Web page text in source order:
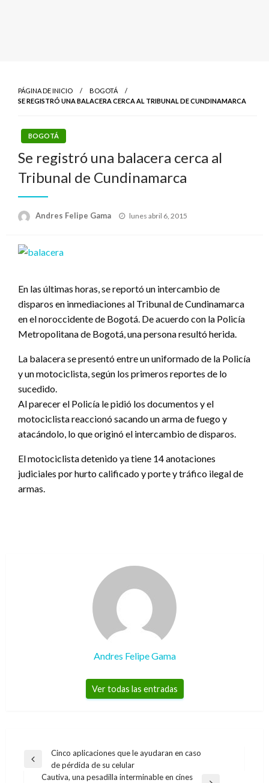
PÁGINA DE INICIO
BOGOTÁ
SE REGISTRÓ UNA BALACERA CERCA AL TRIBUNAL DE CUNDINAMARCA
BOGOTÁ
Se registró una balacera cerca al
Tribunal de Cundinamarca
Andres Felipe Gama
Publicado
lunes abril 6, 2015
En las últimas horas, se reportó un intercambio de
disparos en inmediaciones al Tribunal de Cundinamarca
en el noroccidente de Bogotá. De acuerdo con la Policía
Metropolitana de Bogotá, una persona resultó herida.
La balacera se presentó entre un uniformado de la Policía
y un motociclista, según los primeros reportes de lo
sucedido.
Al parecer el Policía le pidió los documentos y el
motociclista reaccionó sacando un arma de fuego y
atacándolo, lo que originó el intercambio de disparos.
El motociclista detenido ya tiene 14 anotaciones
judiciales por hurto calificado y porte y tráfico ilegal de
armas.
Andres Felipe Gama
Ver todas las entradas
Navegación
Entrada
anterior
Cinco aplicaciones que le ayudaran en caso
de pérdida de su celular
Cautiva, una pesadilla interminable en cines